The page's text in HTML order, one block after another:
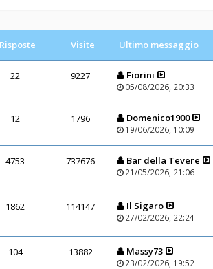
Risposte Visite Ultimo messaggio
22 9227 Fiorini
05/08/2026, 20:33
12 1796 Domenico1900
19/06/2026, 10:09
4753 737676 Bar della Tevere
21/05/2026, 21:06
1862 114147 Il Sigaro
27/02/2026, 22:24
104 13882 Massy73
23/02/2026, 19:52